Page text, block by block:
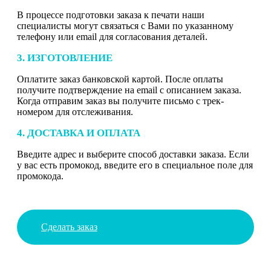
В процессе подготовки заказа к печати наши
специалисты могут связаться с Вами по указанному
телефону или email для согласования деталей.
3. ИЗГОТОВЛЕНИЕ
Оплатите заказ банковской картой. После оплаты
получите подтверждение на email с описанием заказа.
Когда отправим заказ вы получите письмо с трек-
номером для отслеживания.
4. ДОСТАВКА И ОПЛАТА
Введите адрес и выберите способ доставки заказа. Если
у вас есть промокод, введите его в специальное поле для
промокода.
Сделать заказ